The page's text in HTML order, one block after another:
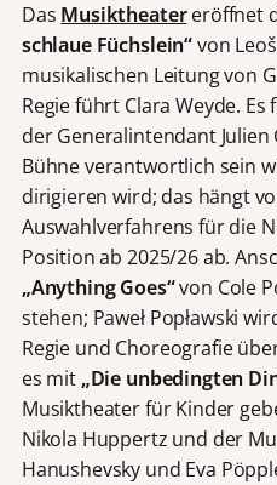
Das Musiktheatereröffnet
schlaue Füchslein“von
musikalischen Leitung von
Regie führt Clara Weyde. Es
der Generalintendant Julien
Bühne verantwortlich sein
dirigieren wird; das hängt
Auswahlverfahrens für die
Position ab 2025/26 ab.
„Anything Goes“von Cole
stehen; Paweł Popławski
Regie und Choreografie
es mit „Die unbedingten
Musiktheater für Kinder
Nikola Huppertz und der
Hanushevsky und Eva